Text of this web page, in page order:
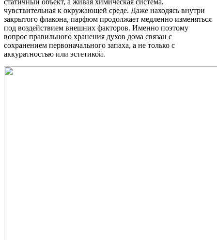
чувствительная к окружающей среде. Даже находясь внутри
закрытого флакона, парфюм продолжает медленно изменяться
под воздействием внешних факторов. Именно поэтому
вопрос правильного хранения духов дома связан с
сохранением первоначального запаха, а не только с
аккуратностью или эстетикой.